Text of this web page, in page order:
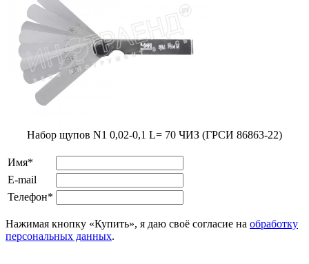
Набор щупов N1 0,02-0,1 L= 70 ЧИЗ (ГРСИ 86863-22)
Имя*
E-mail
Телефон*
Нажимая кнопку «Купить», я даю своё согласие на обработку
персональных данных.